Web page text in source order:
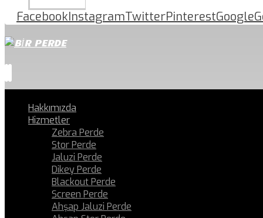
FacebookInstagramTwitterPinterestGoogle
Hakkımızda
Hizmetler
Zebra Perde
Stor Perde
Jaluzi Perde
Dikey Perde
Blackout Perde
Screen Perde
Ahşap Jaluzi Perde